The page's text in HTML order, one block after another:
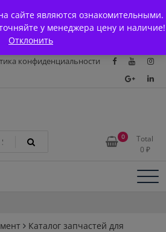
сайте являются ознакомительными.
у менеджера цену и наличие!
Отклонить
Магазин О Компании
Каталоги
и оплата
конфиденциальности
вилочых
и
Balkancar
0
Total
0 ₽
Каталог запчастей для